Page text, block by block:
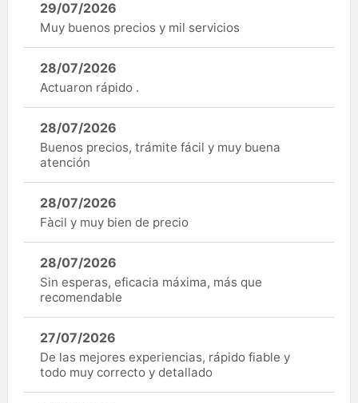
29/07/2026
Muy buenos precios y mil servicios
28/07/2026
Actuaron rápido .
28/07/2026
Buenos precios, trámite fácil y muy buena
atención
28/07/2026
Fàcil y muy bien de precio
28/07/2026
Sin esperas, eficacia máxima, más que
recomendable
27/07/2026
De las mejores experiencias, rápido fiable y
todo muy correcto y detallado